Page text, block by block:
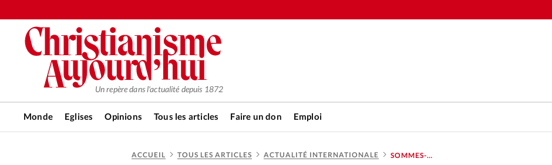
Un repère dans l'actualité depuis 1872
Monde Eglises Opinions Tous les articles Faire un don Emploi
ACCUEIL TOUS LES ARTICLES ACTUALITÉ INTERNATIONALE SOMMES-NOUS TROP SURVEILLÉS?